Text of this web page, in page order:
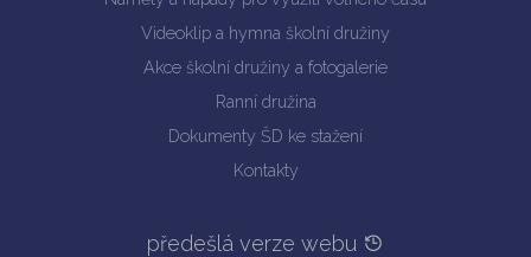
Videoklip a hymna školní družiny
Akce školní družiny a fotogalerie
Ranní družina
Dokumenty ŠD ke stažení
Kontakty
předešlá verze webu